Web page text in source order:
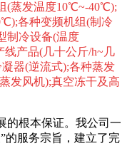
(蒸发温度10℃~-40℃);
各种变频机组(制冷
制冷设备(温度
产品(几十公斤/h~几
器(逆流式);各种蒸发
发风机);真空冻干及高
的根本保证。我公司一
的服务宗旨，建立了完